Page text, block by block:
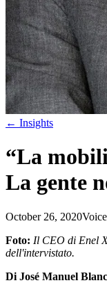
← Insights
“La
La gente
October 26, 2020
Foto: Il CEO di Enel
dell'intervistato.
Di José Manuel